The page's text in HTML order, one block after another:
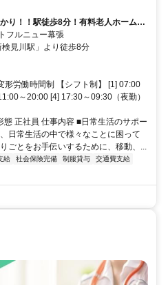
り！！駅徒歩8分！有料老人ホームの
フルニュー幕張
見川駅」より徒歩8分
形労働時間制 【シフト制】 [1] 07:00
～20:00 [4] 17:30～09:30（夜勤）
正社員 仕事内容 ■日常生活のサポー
日常生活の中で様々なことに困って
ごとをお手伝いするために、移動、...
給 社会保険完備 制服貸与
交通費支給